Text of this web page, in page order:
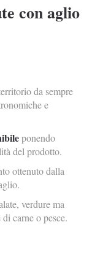
con aglio
da sempre
e
ponendo
del prodotto.
ottenuto dalla
verdure ma
carne o pesce.